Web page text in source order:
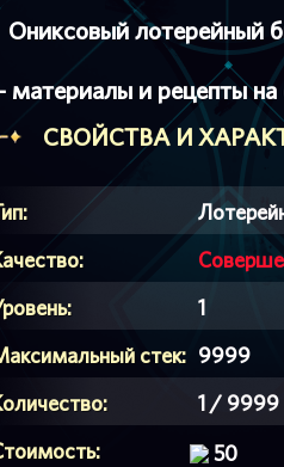
Ониксовый лотерейный
материалы и рецепты
СВОЙСТВА И
1
стек: 9999
1 / 9999
50